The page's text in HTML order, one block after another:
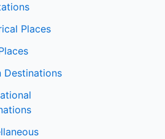
Places
Destinations